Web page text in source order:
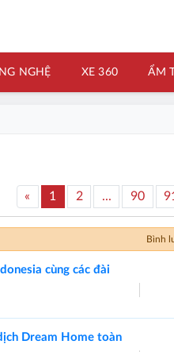
NGHỆ XE 360 ẨM
« 1 2 ... 90 91
Bình
cùng các đài
Dream Home toàn